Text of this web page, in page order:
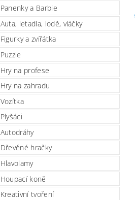
Panenky a Barbie
Auta, letadla, lodě, vláčky
Figurky a zvířátka
Puzzle
Hry na profese
Hry na zahradu
Vozítka
Plyšáci
Autodráhy
Dřevěné hračky
Hlavolamy
Houpací koně
Kreativní tvoření